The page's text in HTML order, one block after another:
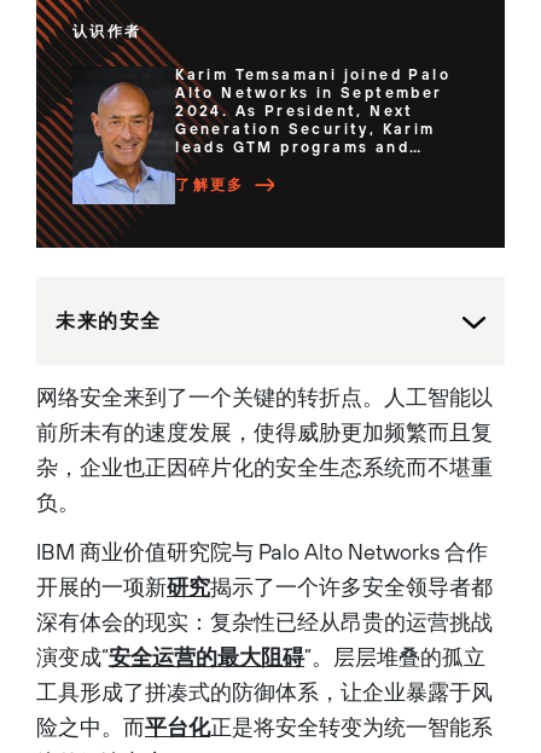
认识作者
Karim Temsamani joined Palo
Alto Networks in September
2024. As President, Next
Generation Security, Karim
leads GTM programs and
global sales for the company’s
cloud security, security
Stripe’s banking and financial
products. He also spent 12
years at Google, where he
oversaw sales and operations
across the AsiaPacific region
and established Google’s
publishing industries and
earned a degree in
International Affairs at the
European Business School
Paris....
了解更多
未来的安全
网络安全来到了一个关键的转折点。人工智能以
前所未有的速度发展，使得威胁更加频繁而且复
杂，企业也正因碎片化的安全生态系统而不堪重
负。
IBM 商业价值研究院与 Palo Alto Networks 合作
开展的一项新研究揭示了一个许多安全领导者都
深有体会的现实：复杂性已经从昂贵的运营挑战
演变成“安全运营的最大阻碍”。层层堆叠的孤立
工具形成了拼凑式的防御体系，让企业暴露于风
险之中。而平台化正是将安全转变为统一智能系